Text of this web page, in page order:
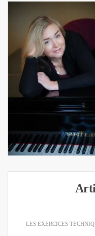
LES EXERCICES